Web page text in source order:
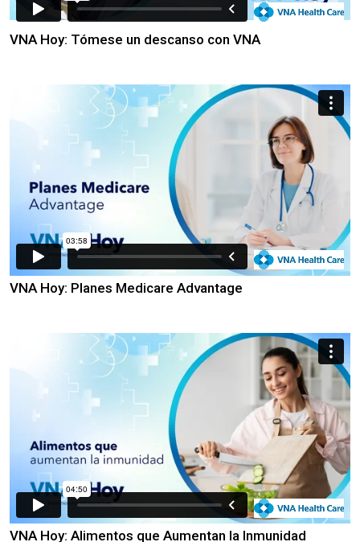
VNA Hoy: Tómese un descanso con VNA
VNA Hoy: Planes Medicare Advantage
VNA Hoy: Alimentos que Aumentan la Inmunidad